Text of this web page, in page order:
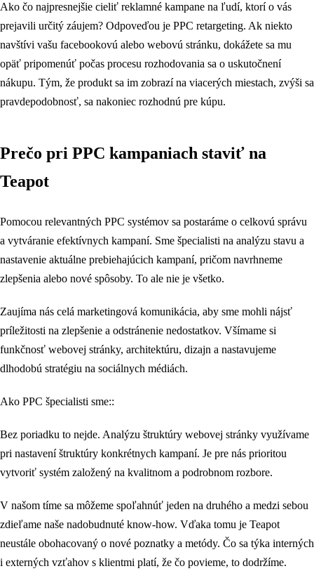
Ako čo najpresnejšie cieliť reklamné kampane na ľudí, ktorí o vás
prejavili určitý záujem? Odpoveďou je PPC retargeting. Ak niekto
navštívi vašu facebookovú alebo webovú stránku, dokážete sa mu
opäť pripomenúť počas procesu rozhodovania sa o uskutočnení
nákupu. Tým, že produkt sa im zobrazí na viacerých miestach, zvýši sa
pravdepodobnosť, sa nakoniec rozhodnú pre kúpu.
Prečo pri PPC kampaniach staviť na
Teapot
Pomocou relevantných PPC systémov sa postaráme o celkovú správu
a vytváranie efektívnych kampaní. Sme špecialisti na analýzu stavu a
nastavenie aktuálne prebiehajúcich kampaní, pričom navrhneme
zlepšenia alebo nové spôsoby. To ale nie je všetko.
Zaujíma nás celá marketingová komunikácia, aby sme mohli nájsť
príležitosti na zlepšenie a odstránenie nedostatkov. Všímame si
funkčnosť webovej stránky, architektúru, dizajn a nastavujeme
dlhodobú stratégiu na sociálnych médiách.
Ako PPC špecialisti sme::
Bez poriadku to nejde. Analýzu štruktúry webovej stránky využívame
pri nastavení štruktúry konkrétnych kampaní. Je pre nás prioritou
vytvoriť systém založený na kvalitnom a podrobnom rozbore.
V našom tíme sa môžeme spoľahnúť jeden na druhého a medzi sebou
zdieľame naše nadobudnuté know-how. Vďaka tomu je Teapot
neustále obohacovaný o nové poznatky a metódy. Čo sa týka interných
i externých vzťahov s klientmi platí, že čo povieme, to dodržíme.